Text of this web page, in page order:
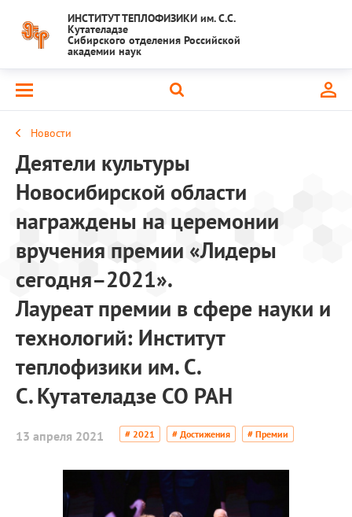
ИНСТИТУТ ТЕПЛОФИЗИКИ им. С.С.
Кутателадзе
Сибирского отделения Российской
академии наук
Новости
Деятели культуры
Новосибирской области
награждены на церемонии
вручения премии «Лидеры
сегодня–2021».
Лауреат премии в сфере науки и
технологий: Институт
теплофизики им. С.
С. Кутателадзе СО РАН
13 апреля 2021 # 2021 # Достижения # Премии